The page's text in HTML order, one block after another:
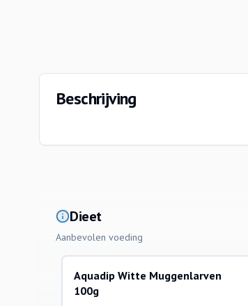
Beschrijving
Dieet
Aanbevolen voeding
Aquadip Witte Muggenlarven
100g